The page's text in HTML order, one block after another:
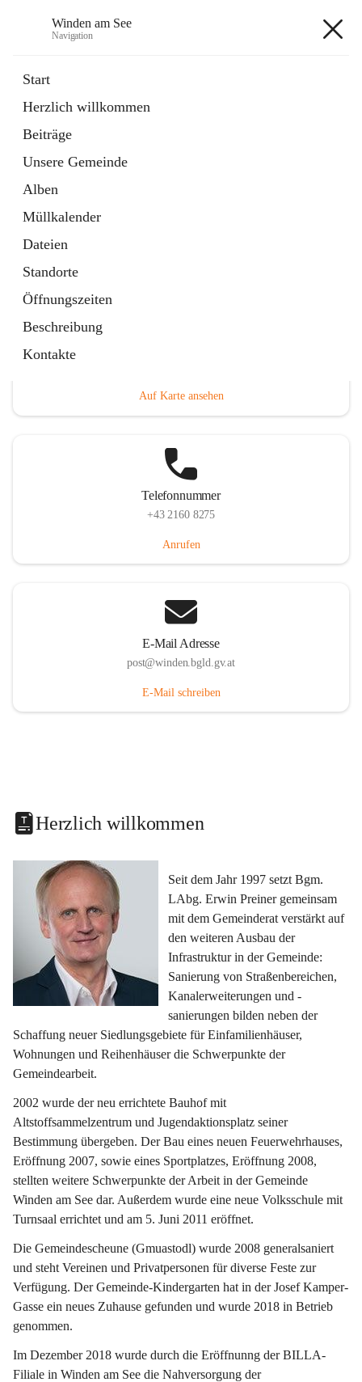
Winden am See
Navigation
Start
Herzlich willkommen
Beiträge
Unsere Gemeinde
Alben
Müllkalender
Dateien
Standorte
Öffnungszeiten
Beschreibung
Kontakte
Externe Webseite
in
Tab
Bebauungsplan
öffnet
in
neuem
Tab
Auf Karte ansehen
Telefonnummer
+43 2160 8275
Anrufen
E-Mail Adresse
post@winden.bgld.gv.at
E-Mail schreiben
Herzlich willkommen
Seit dem Jahr 1997 setzt Bgm.
LAbg. Erwin Preiner gemeinsam
mit dem Gemeinderat verstärkt auf
den weiteren Ausbau der
Infrastruktur in der Gemeinde:
Sanierung von Straßenbereichen,
Kanalerweiterungen und -
sanierungen bilden neben der
Schaffung neuer Siedlungsgebiete für Einfamilienhäuser,
Wohnungen und Reihenhäuser die Schwerpunkte der
Gemeindearbeit.
2002 wurde der neu errichtete Bauhof mit
Altstoffsammelzentrum und Jugendaktionsplatz seiner
Bestimmung übergeben. Der Bau eines neuen Feuerwehrhauses,
Eröffnung 2007, sowie eines Sportplatzes, Eröffnung 2008,
stellten weitere Schwerpunkte der Arbeit in der Gemeinde
Winden am See dar. Außerdem wurde eine neue Volksschule mit
Turnsaal errichtet und am 5. Juni 2011 eröffnet.
Die Gemeindescheune (Gmuastodl) wurde 2008 generalsaniert
und steht Vereinen und Privatpersonen für diverse Feste zur
Verfügung. Der Gemeinde-Kindergarten hat in der Josef Kamper-
Gasse ein neues Zuhause gefunden und wurde 2018 in Betrieb
genommen.
Im Dezember 2018 wurde durch die Eröffnunng der BILLA-
Filiale in Winden am See die Nahversorgung der